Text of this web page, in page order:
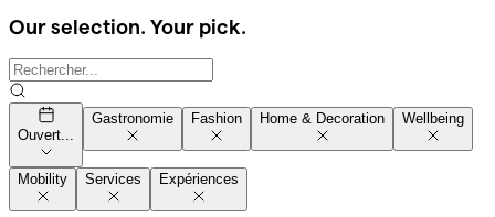
Our selection. Your pick.
Ouvert...
Gastronomie Fashion Home & Decoration Wellbeing
Mobility Services Expériences